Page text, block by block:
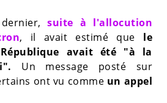
suite à l'allocution
, il avait estimé que le
avait été "à la
Un message posté sur
ont vu comme un appel